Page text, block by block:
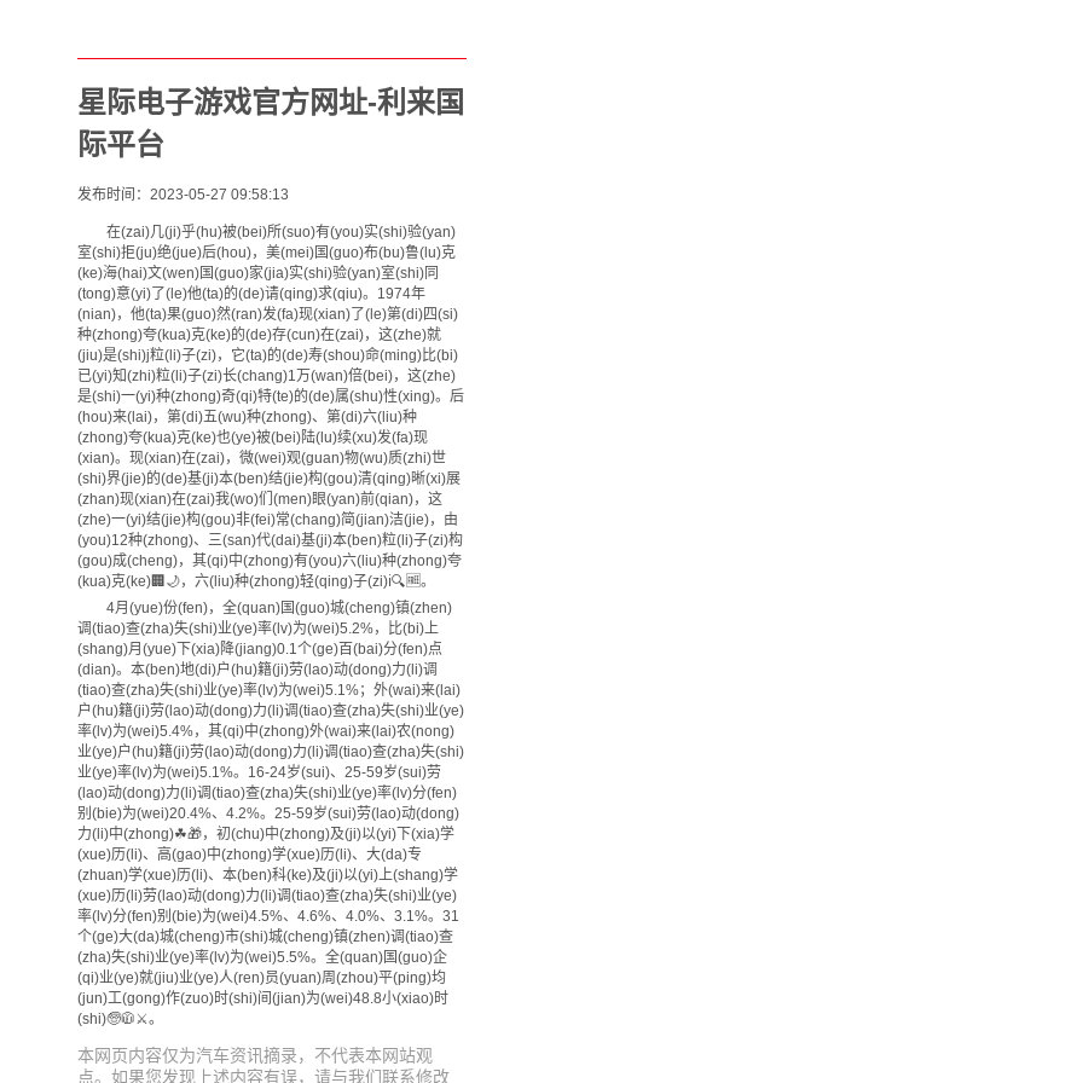
星际电子游戏官方网址-利来国
际平台
发布时间：2023-05-27 09:58:13
在(zai)几(ji)乎(hu)被(bei)所(suo)有(you)实(shi)验(yan)
室(shi)拒(ju)绝(jue)后(hou)，美(mei)国(guo)布(bu)鲁(lu)克
(ke)海(hai)文(wen)国(guo)家(jia)实(shi)验(yan)室(shi)同
(tong)意(yi)了(le)他(ta)的(de)请(qing)求(qiu)。1974年
(nian)，他(ta)果(guo)然(ran)发(fa)现(xian)了(le)第(di)四(si)
种(zhong)夸(kua)克(ke)的(de)存(cun)在(zai)，这(zhe)就
(jiu)是(shi)j粒(li)子(zi)，它(ta)的(de)寿(shou)命(ming)比(bi)
已(yi)知(zhi)粒(li)子(zi)长(chang)1万(wan)倍(bei)，这(zhe)
是(shi)一(yi)种(zhong)奇(qi)特(te)的(de)属(shu)性(xing)。后
(hou)来(lai)，第(di)五(wu)种(zhong)、第(di)六(liu)种
(zhong)夸(kua)克(ke)也(ye)被(bei)陆(lu)续(xu)发(fa)现
(xian)。现(xian)在(zai)，微(wei)观(guan)物(wu)质(zhi)世
(shi)界(jie)的(de)基(ji)本(ben)结(jie)构(gou)清(qing)晰(xi)展
(zhan)现(xian)在(zai)我(wo)们(men)眼(yan)前(qian)，这
(zhe)一(yi)结(jie)构(gou)非(fei)常(chang)简(jian)洁(jie)，由
(you)12种(zhong)、三(san)代(dai)基(ji)本(ben)粒(li)子(zi)构
(gou)成(cheng)，其(qi)中(zhong)有(you)六(liu)种(zhong)夸
(kua)克(ke)🏢🌙，六(liu)种(zhong)轻(qing)子(zi)ℹ🔍🆓。
4月(yue)份(fen)，全(quan)国(guo)城(cheng)镇(zhen)
调(tiao)查(zha)失(shi)业(ye)率(lv)为(wei)5.2%，比(bi)上
(shang)月(yue)下(xia)降(jiang)0.1个(ge)百(bai)分(fen)点
(dian)。本(ben)地(di)户(hu)籍(ji)劳(lao)动(dong)力(li)调
(tiao)查(zha)失(shi)业(ye)率(lv)为(wei)5.1%；外(wai)来(lai)
户(hu)籍(ji)劳(lao)动(dong)力(li)调(tiao)查(zha)失(shi)业(ye)
率(lv)为(wei)5.4%，其(qi)中(zhong)外(wai)来(lai)农(nong)
业(ye)户(hu)籍(ji)劳(lao)动(dong)力(li)调(tiao)查(zha)失(shi)
业(ye)率(lv)为(wei)5.1%。16-24岁(sui)、25-59岁(sui)劳
(lao)动(dong)力(li)调(tiao)查(zha)失(shi)业(ye)率(lv)分(fen)
别(bie)为(wei)20.4%、4.2%。25-59岁(sui)劳(lao)动(dong)
力(li)中(zhong)☘🎁，初(chu)中(zhong)及(ji)以(yi)下(xia)学
(xue)历(li)、高(gao)中(zhong)学(xue)历(li)、大(da)专
(zhuan)学(xue)历(li)、本(ben)科(ke)及(ji)以(yi)上(shang)学
(xue)历(li)劳(lao)动(dong)力(li)调(tiao)查(zha)失(shi)业(ye)
率(lv)分(fen)别(bie)为(wei)4.5%、4.6%、4.0%、3.1%。31
个(ge)大(da)城(cheng)市(shi)城(cheng)镇(zhen)调(tiao)查
(zha)失(shi)业(ye)率(lv)为(wei)5.5%。全(quan)国(guo)企
(qi)业(ye)就(jiu)业(ye)人(ren)员(yuan)周(zhou)平(ping)均
(jun)工(gong)作(zuo)时(shi)间(jian)为(wei)48.8小(xiao)时
(shi)🧓🧥⚔。
本网页内容仅为汽车资讯摘录，不代表本网站观
点。如果您发现上述内容有误，请与我们联系修改